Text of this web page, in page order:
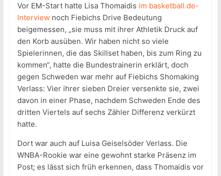
Vor EM-Start hatte Lisa Thomaidis im basketball.de-
Interviewnoch Fiebichs Drive Bedeutung
beigemessen, „sie muss mit ihrer Athletik Druck auf
den Korb ausüben. Wir haben nicht so viele
Spielerinnen, die das Skillset haben, bis zum Ring zu
kommen“, hatte die Bundestrainerin erklärt, doch
gegen Schweden war mehr auf Fiebichs Shomaking
Verlass: Vier ihrer sieben Dreier versenkte sie, zwei
davon in einer Phase, nachdem Schweden Ende des
dritten Viertels auf sechs Zähler Differenz verkürzt
hatte.
Dort war auch auf Luisa Geiselsöder Verlass. Die
WNBA-Rookie war eine gewohnt starke Präsenz im
Post; es lässt sich früh erkennen, dass Thomaidis vor